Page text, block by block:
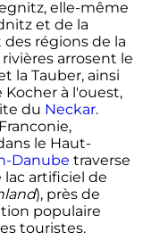
elle-même
et de la
régions de la
arrosent le
la Tauber, ainsi
à l'ouest,
du Neckar.
le Haut-
Danube traverse
lac artificiel de
), près de
populaire
touristes.